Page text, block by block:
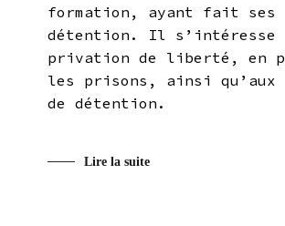
formation, ayant fait ses
détention. Il s’intéresse
privation de liberté, en
les prisons, ainsi qu’aux
de détention.
Lire la suite